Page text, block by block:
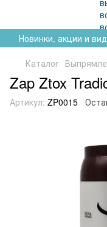
Новинки, акции и
Каталог
Zap Ztox
Артикул: ZP0015